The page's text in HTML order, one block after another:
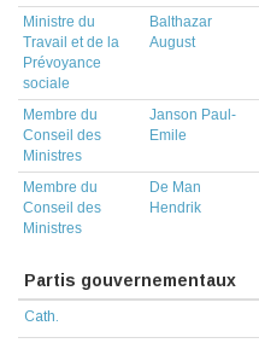
Ministre du
Travail et de la
Prévoyance
sociale
Balthazar
August
Membre du
Conseil des
Ministres
Janson Paul-
Emile
Membre du
Conseil des
Ministres
De Man
Hendrik
Partis gouvernementaux
Cath.